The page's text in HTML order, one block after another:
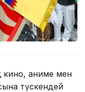
кино, аниме мен
түскендей